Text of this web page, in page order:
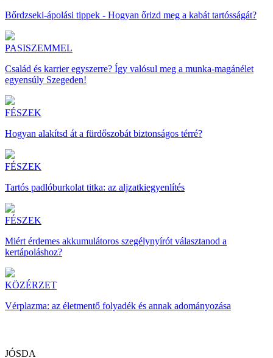
Bőrdzseki-ápolási tippek - Hogyan őrizd meg a kabát tartósságát?
PASISZEMMEL
Család és karrier egyszerre? Így valósul meg a munka-magánélet
egyensúly Szegeden!
FÉSZEK
Hogyan alakítsd át a fürdőszobát biztonságos térré?
FÉSZEK
Tartós padlóburkolat titka: az aljzatkiegyenlítés
FÉSZEK
Miért érdemes akkumulátoros szegélynyírót választanod a
kertápoláshoz?
KÖZÉRZET
Vérplazma: az életmentő folyadék és annak adományozása
JÓSDA